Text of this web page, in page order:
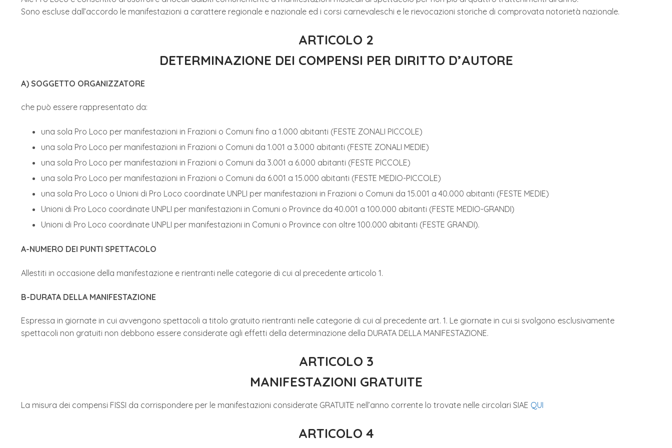
Sono escluse dall’accordo le manifestazioni a carattere regionale e nazionale ed i corsi carnevaleschi e le rievocazioni storiche di comprovata notorietà nazionale.
ARTICOLO 2
DETERMINAZIONE DEI COMPENSI PER DIRITTO D’AUTORE
A) SOGGETTO ORGANIZZATORE
che può essere rappresentato da:
una sola Pro Loco per manifestazioni in Frazioni o Comuni fino a 1.000 abitanti (FESTE ZONALI PICCOLE)
una sola Pro Loco per manifestazioni in Frazioni o Comuni da 1.001 a 3.000 abitanti (FESTE ZONALI MEDIE)
una sola Pro Loco per manifestazioni in Frazioni o Comuni da 3.001 a 6.000 abitanti (FESTE PICCOLE)
una sola Pro Loco per manifestazioni in Frazioni o Comuni da 6.001 a 15.000 abitanti (FESTE MEDIO-PICCOLE)
una sola Pro Loco o Unioni di Pro Loco coordinate UNPLI per manifestazioni in Frazioni o Comuni da 15.001 a 40.000 abitanti (FESTE MEDIE)
Unioni di Pro Loco coordinate UNPLI per manifestazioni in Comuni o Province da 40.001 a 100.000 abitanti (FESTE MEDIO-GRANDI)
Unioni di Pro Loco coordinate UNPLI per manifestazioni in Comuni o Province con oltre 100.000 abitanti (FESTE GRANDI).
A-NUMERO DEI PUNTI SPETTACOLO
Allestiti in occasione della manifestazione e rientranti nelle categorie di cui al precedente articolo 1.
B-DURATA DELLA MANIFESTAZIONE
Espressa in giornate in cui avvengono spettacoli a titolo gratuito rientranti nelle categorie di cui al precedente art. 1. Le giornate in cui si svolgono esclusivamente
spettacoli non gratuiti non debbono essere considerate agli effetti della determinazione della DURATA DELLA MANIFESTAZIONE.
ARTICOLO 3
MANIFESTAZIONI GRATUITE
La misura dei compensi FISSI da corrispondere per le manifestazioni considerate GRATUITE nell’anno corrente lo trovate nelle circolari SIAE QUI
ARTICOLO 4